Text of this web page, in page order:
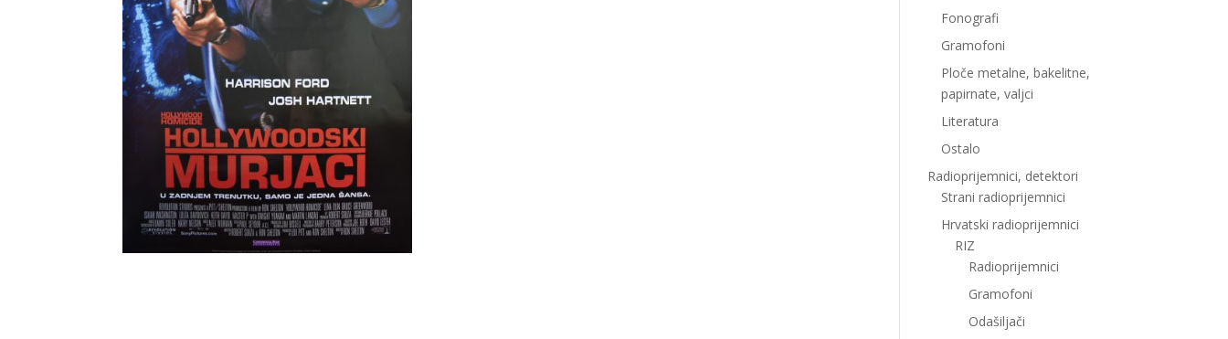
Fonografi
Gramofoni
Ploče metalne, bakelitne,
papirnate, valjci
Literatura
Ostalo
Radioprijemnici, detektori
Strani radioprijemnici
Hrvatski radioprijemnici
RIZ
Radioprijemnici
Gramofoni
Odašiljači